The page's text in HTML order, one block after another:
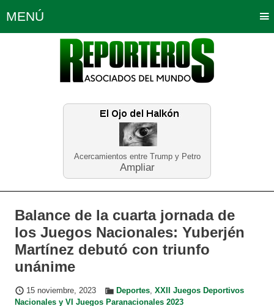
Acercamientos entre Trump y Petro
Ampliar
MENÚ
Política Opinión Bogotá
Planeta Tierra Deportes
Educación Neira
Balance de la cuarta jornada de
los Juegos Nacionales: Yuberjén
Martínez debutó con triunfo
unánime
15 noviembre, 2023 Deportes, XXII Juegos Deportivos
Nacionales y VI Juegos Paranacionales 2023